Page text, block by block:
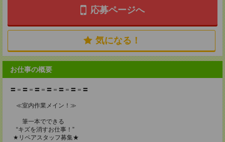
応募ページへ
気になる！
お仕事の概要
〓＝〓＝〓＝〓＝〓＝〓＝〓
≪室内作業メイン！≫
筆一本でできる
“キズを消すお仕事！”
★リペアスタッフ募集★